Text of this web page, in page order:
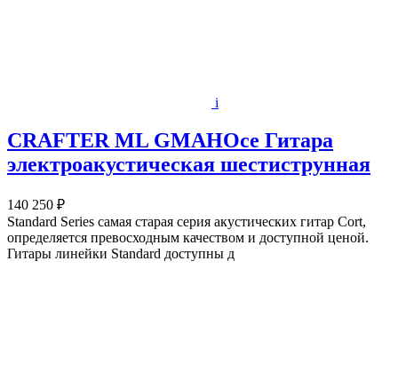
i
CRAFTER ML GMAHOce Гитара
электроакустическая шестиструнная
140 250 ₽
Standard Series самая старая серия акустических гитар Cort,
определяется превосходным качеством и доступной ценой.
Гитары линейки Standard доступны д